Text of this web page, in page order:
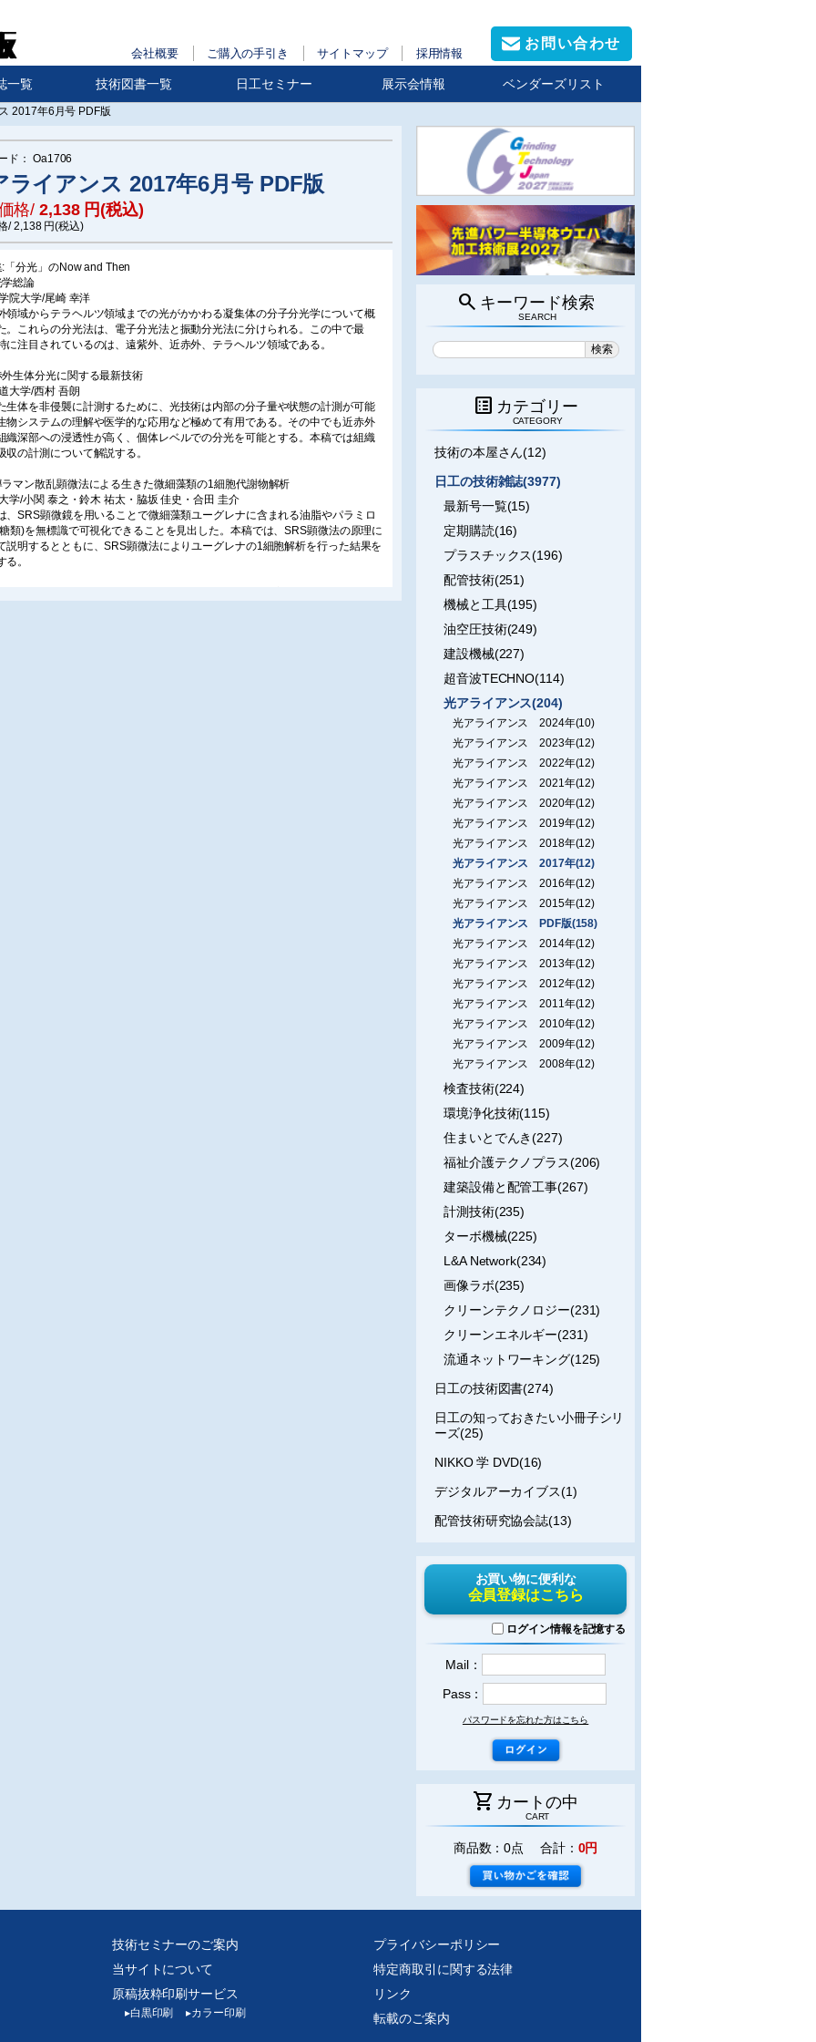
会社概要 ご購入の手引き サイトマップ 採用情報
お問い合わせ
一覧 技術図書一覧 日工セミナー 展示会情報 ベンダーズリスト
2017年6月号 PDF版
ド： Oa1706
ライアンス 2017年6月号 PDF版
格/ 2,138円(税込)
/ 2,138円(税込)
「分光」のNow and Then
学総論
院大学/尾崎 幸洋
領域からテラヘルツ領域までの光がかかわる凝集体の分子分光学について概
。これらの分光法は、電子分光法と振動分光法に分けられる。この中で最
に注目されているのは、遠紫外、近赤外、テラヘルツ領域である。
外生体分光に関する最新技術
大学/西村 吾朗
生体を非侵襲に計測するために、光技術は内部の分子量や状態の計測が可能
物システムの理解や医学的な応用など極めて有用である。その中でも近赤外
織深部への浸透性が高く、個体レベルでの分光を可能とする。本稿では組織
収の計測について解説する。
ラマン散乱顕微法による生きた微細藻類の1細胞代謝物解析
学/小関 泰之・鈴木 祐太・脇坂 佳史・合田 圭介
、SRS顕微鏡を用いることで微細藻類ユーグレナに含まれる油脂やパラミロ
類)を無標識で可視化できることを見出した。本稿では、SRS顕微法の原理に
説明するとともに、SRS顕微法によりユーグレナの1細胞解析を行った結果を
る。
search キーワード検索
SEARCH
list_alt カテゴリー
CATEGORY
技術の本屋さん(12)
日工の技術雑誌(3977)
最新号一覧(15)
定期購読(16)
プラスチックス(196)
配管技術(251)
機械と工具(195)
油空圧技術(249)
建設機械(227)
超音波TECHNO(114)
光アライアンス(204)
光アライアンス 2024年(10)
光アライアンス 2023年(12)
光アライアンス 2022年(12)
光アライアンス 2021年(12)
光アライアンス 2020年(12)
光アライアンス 2019年(12)
光アライアンス 2018年(12)
光アライアンス 2017年(12)
光アライアンス 2016年(12)
光アライアンス 2015年(12)
光アライアンス PDF版(158)
光アライアンス 2014年(12)
光アライアンス 2013年(12)
光アライアンス 2012年(12)
光アライアンス 2011年(12)
光アライアンス 2010年(12)
光アライアンス 2009年(12)
光アライアンス 2008年(12)
検査技術(224)
環境浄化技術(115)
住まいとでんき(227)
福祉介護テクノプラス(206)
建築設備と配管工事(267)
計測技術(235)
ターボ機械(225)
L&A Network(234)
画像ラボ(235)
クリーンテクノロジー(231)
クリーンエネルギー(231)
流通ネットワーキング(125)
日工の技術図書(274)
日工の知っておきたい小冊子シリ
ーズ(25)
NIKKO 学 DVD(16)
デジタルアーカイブス(1)
配管技術研究協会誌(13)
お買い物に便利な
会員登録はこちら
ログイン情報を記憶する
Mail：
Pass：
パスワードを忘れた方はこちら
shopping_cart カートの中
CART
商品数：0点 合計： 0円
技術セミナーのご案内
当サイトについて
原稿抜粋印刷サービス
▸白黒印刷 ▸カラー印刷
プライバシーポリシー
特定商取引に関する法律
リンク
転載のご案内